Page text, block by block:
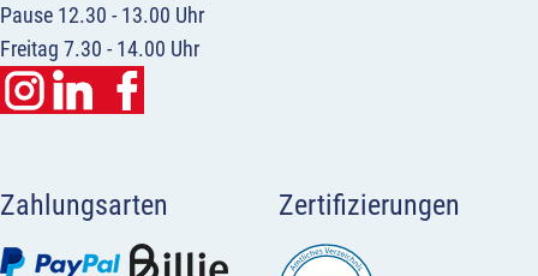
Pause 12.30 - 13.00 Uhr
Freitag 7.30 - 14.00 Uhr
Zahlungsarten Zertifizierungen